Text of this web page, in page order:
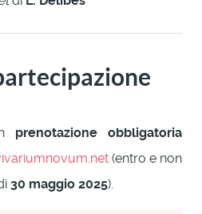
prenotazione obbligatoria
(entro e non
30 maggio 2025).